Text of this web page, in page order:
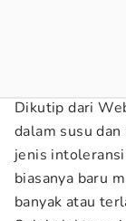
Dikutip dari
dalam susu
jenis
biasanya baru
banyak atau